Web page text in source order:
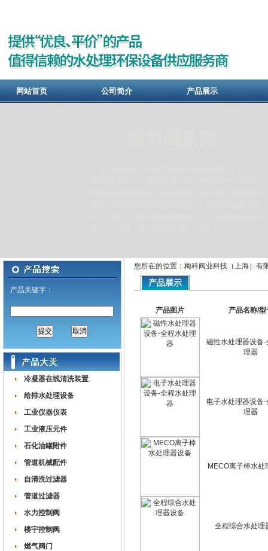
网站首页 公司简介 产品展示
产品关键字：
冷凝器在线清洗装置
给排水处理设备
工业仪器仪表
工业液压元件
石化油罐附件
管道机械配件
自清洗过滤器
管道过滤器
水力控制阀
楼宇控制阀
燃气阀门
您所在的位置：梅科阀业科技（上海）有
产品展示
产品图片 产品名称/型
磁性水处理器设备-
理器
电子水处理器设备
理器
MECO离子棒水处
全程综合水处理